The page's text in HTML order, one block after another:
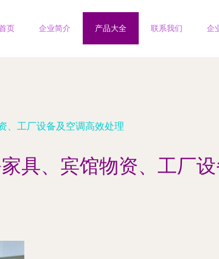
页 企业简介 产品大全 联系我们 企
、工厂设备及空调高效处理
具、宾馆物资、工厂